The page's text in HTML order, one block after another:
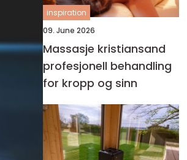
inspiration
09. June 2026
Massasje kristiansand
profesjonell behandling
for kropp og sinn